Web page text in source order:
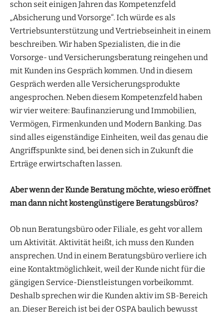
schon seit einigen Jahren das Kompetenzfeld
„Absicherung und Vorsorge“. Ich würde es als
Vertriebsunterstützung und Vertriebseinheit in einem
beschreiben. Wir haben Spezialisten, die in die
Vorsorge- und Versicherungsberatung reingehen und
mit Kunden ins Gespräch kommen. Und in diesem
Gespräch werden alle Versicherungsprodukte
angesprochen. Neben diesem Kompetenzfeld haben
wir vier weitere: Baufinanzierung und Immobilien,
Vermögen, Firmenkunden und Modern Banking. Das
sind alles eigenständige Einheiten, weil das genau die
Angriffspunkte sind, bei denen sich in Zukunft die
Erträge erwirtschaften lassen.
Aber wenn der Kunde Beratung möchte, wieso eröffnet
man dann nicht kostengünstigere Beratungsbüros?
Ob nun Beratungsbüro oder Filiale, es geht vor allem
um Aktivität. Aktivität heißt, ich muss den Kunden
ansprechen. Und in einem Beratungsbüro verliere ich
eine Kontaktmöglichkeit, weil der Kunde nicht für die
gängigen Service-Dienstleistungen vorbeikommt.
Deshalb sprechen wir die Kunden aktiv im SB-Bereich
an. Dieser Bereich ist bei der OSPA baulich bewusst